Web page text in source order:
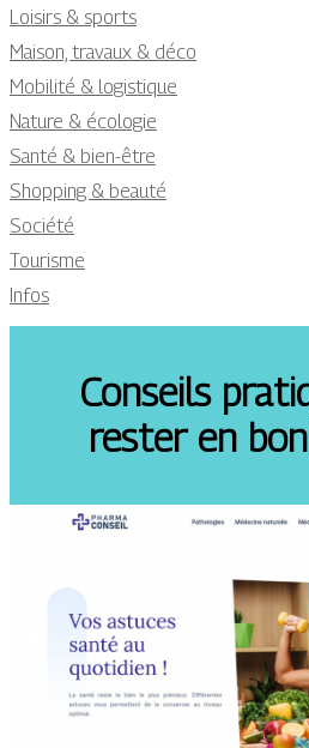
Loisirs & sports
Maison, travaux & déco
Mobilité & logistique
Nature & écologie
Santé & bien-être
Shopping & beauté
Société
Tourisme
Infos
Conseils
rester en